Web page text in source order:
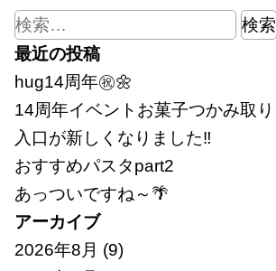
検
索:
最近の投稿
hug14周年㊗🌼
14周年イベントお菓子つかみ取り
入口が新しくなりました‼
おすすめパスタpart2
あっついですね～🌴
アーカイブ
2026年8月 (9)